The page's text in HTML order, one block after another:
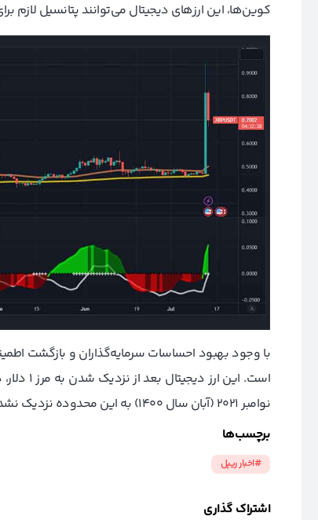
کوین‌ها، این ارزهای دیجیتال می‌توانند پتانسیل
با وجود بهبود احساسات سرمایه‌گذاران و بازگشت
نوامبر ۲۰۲۱ (آبان سال ۱۴۰۰) به این محدوده نزدیک نشده بود.
برچسب‌ها
#اخبار ریپل
اشتراک گذاری